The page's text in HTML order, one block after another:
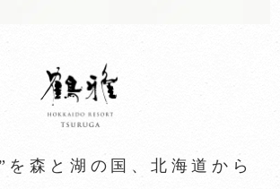
を森と湖の国、北海道から